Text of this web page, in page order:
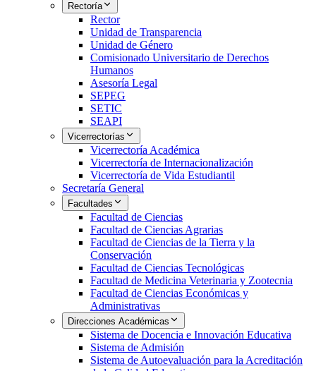
Rectoría
Rector
Unidad de Transparencia
Unidad de Género
Comisionado Universitario de Derechos
Humanos
Asesoría Legal
SEPEG
SETIC
SEAPI
Vicerrectorías
Vicerrectoría Académica
Vicerrectoría de Internacionalización
Vicerrectoría de Vida Estudiantil
Secretaría General
Facultades
Facultad de Ciencias
Facultad de Ciencias Agrarias
Facultad de Ciencias de la Tierra y la
Conservación
Facultad de Ciencias Tecnológicas
Facultad de Medicina Veterinaria y Zootecnia
Facultad de Ciencias Económicas y
Administrativas
Direcciones Académicas
Sistema de Docencia e Innovación Educativa
Sistema de Admisión
Sistema de Autoevaluación para la Acreditación